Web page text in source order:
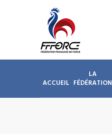
ACCUEIL
LA
FÉDÉRATION